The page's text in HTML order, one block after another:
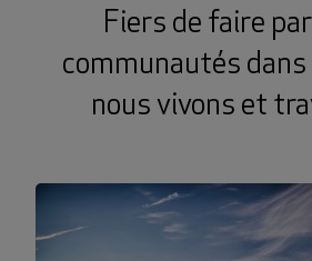
Fiers de faire
communautés
nous vivons et